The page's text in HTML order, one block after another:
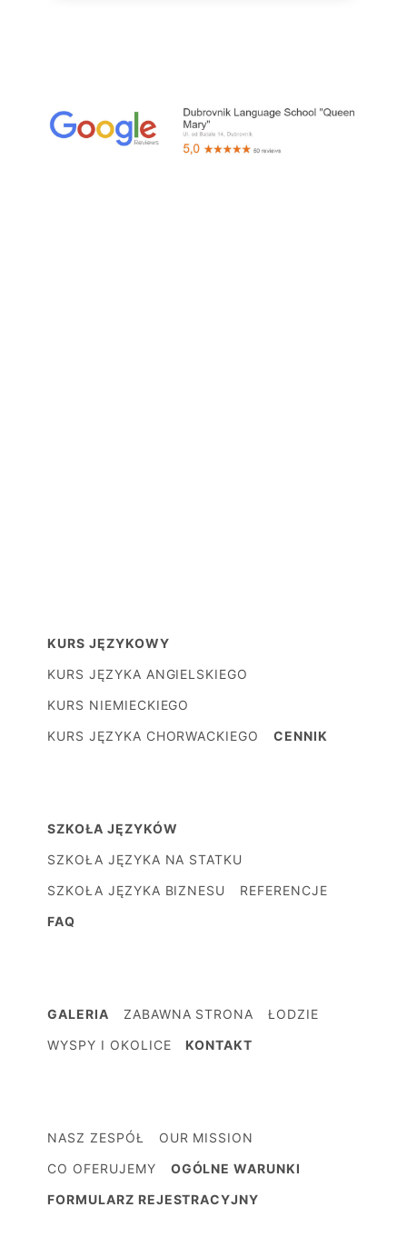
KURS JĘZYKOWY
KURS JĘZYKA ANGIELSKIEGO
KURS NIEMIECKIEGO
KURS JĘZYKA CHORWACKIEGO
CENNIK
SZKOŁA JĘZYKÓW
SZKOŁA JĘZYKA NA STATKU
SZKOŁA JĘZYKA BIZNESU
REFERENCJE
FAQ
GALERIA ZABAWNA STRONA
ŁODZIE
WYSPY I OKOLICE
KONTAKT
NASZ ZESPÓŁ
OUR MISSION
CO OFERUJEMY
OGÓLNE WARUNKI
FORMULARZ REJESTRACYJNY